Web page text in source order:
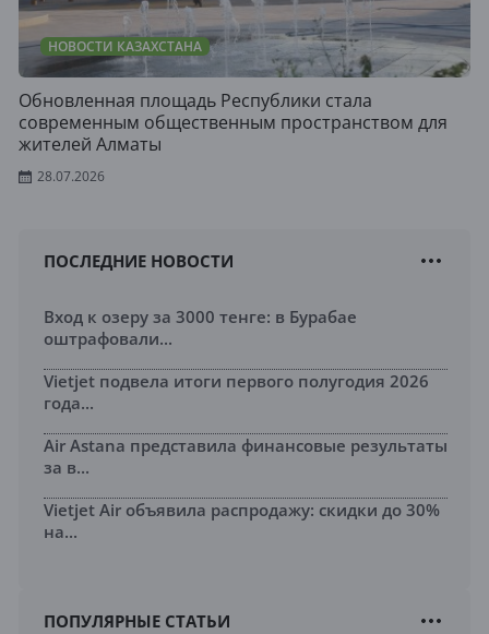
НОВОСТИ КАЗАХСТАНА
Обновленная площадь Республики стала
современным общественным пространством для
жителей Алматы
28.07.2026
ПОСЛЕДНИЕ НОВОСТИ
Вход к озеру за 3000 тенге: в Бурабае
оштрафовали...
Vietjet подвела итоги первого полугодия 2026
года...
Air Astana представила финансовые результаты
за в...
Vietjet Air объявила распродажу: скидки до 30%
на...
ПОПУЛЯРНЫЕ СТАТЬИ